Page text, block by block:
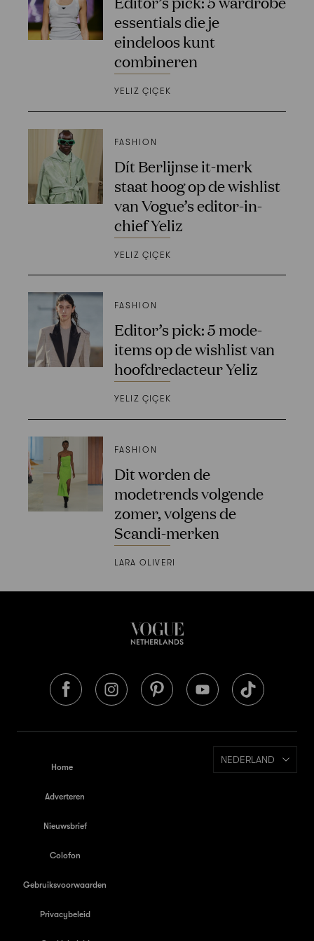
essentials die je
eindeloos kunt
combineren
YELIZ ÇIÇEK
FASHION
Dít Berlijnse it-merk
staat hoog op de wishlist
van Vogue’s editor-in-
chief Yeliz
YELIZ ÇIÇEK
FASHION
Editor’s pick: 5 mode-
items op de wishlist van
hoofdredacteur Yeliz
YELIZ ÇIÇEK
FASHION
Dit worden de
modetrends volgende
zomer, volgens de
Scandi-merken
LARA OLIVERI
Home
Adverteren
Nieuwsbrief
Colofon
Gebruiksvoorwaarden
Privacybeleid
NEDERLAND